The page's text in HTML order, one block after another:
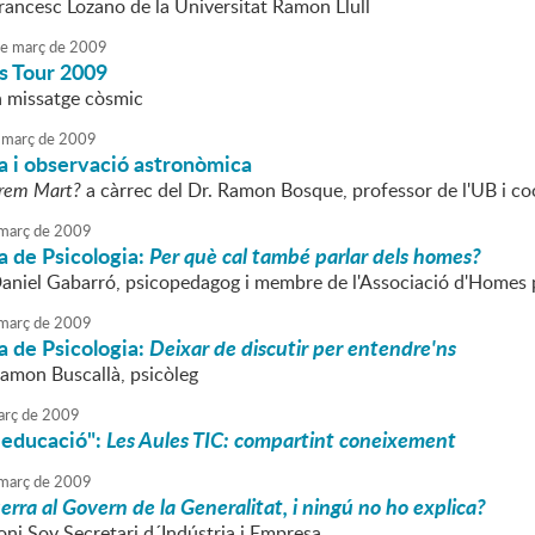
Lozano de la Universitat Ramon Llull
marçde2009
Tour 2009
missatge còsmic
de2009
i observació astronòmica
Mart?a càrrec del Dr. Ramon Bosque, professor de l'UB i
de2009
de Psicologia:Per què cal també parlar dels homes?
Gabarró, psicopedagog i membre de l'Associació
de2009
de Psicologia:Deixar de discutir per entendre'ns
Buscallà, psicòleg
de2009
Les Aules TIC: compartint coneixement
de2009
al Govern de la Generalitat, i ningú no ho explica?